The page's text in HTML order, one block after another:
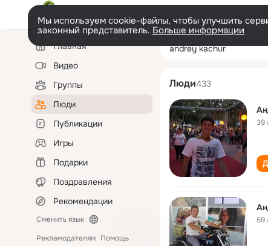
Мы используем cookie-файлы, чтобы улучшить
законный представитель. Больше информации
Левая
колонкаГлавная
Видео
Группы
Люди
Публикации
Игры
Подарки
Поздравления
Рекомендации
Сменить язык
Рекламодателям Помощь
andrey kachur
Люди433
39
59